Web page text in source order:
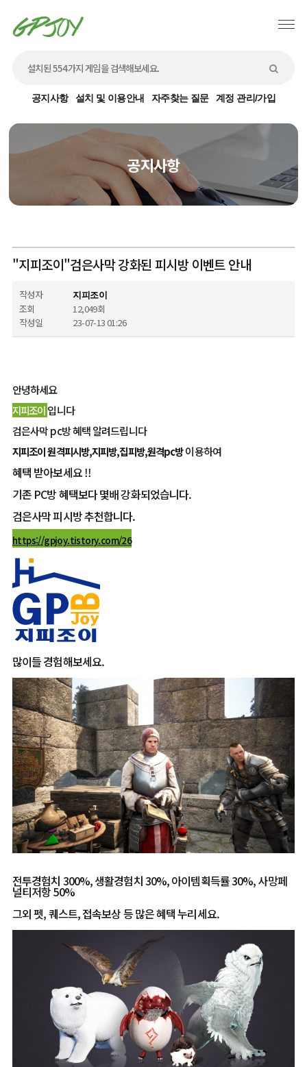
공지사항 설치 및 이용안내 자주찾는 질문 계정 관리/가입
공지사항
"지피조이"검은사막 강화된 피시방 이벤트 안내
작성자 지피조이
조회
12,049회
작성일
23-07-13 01:26
안녕하세요
지피조이입니다
검은사막 pc방 혜택 알려드립니다
지피조이 원격피시방,지피방,집피방,원격pc방이용하여
혜택 받아보세요 !!
기존 PC방 혜택보다 몇배 강화되었습니다.
검은사막 피시방 추천합니다.
https://gpjoy.tistory.com/26
많이들 경험해보세요.
전투경험치 300%, 생활경험치 30%, 아이템획득률 30%, 사망페
널티저항 50%
그외 펫, 퀘스트, 접속보상 등 많은 혜택 누리세요.